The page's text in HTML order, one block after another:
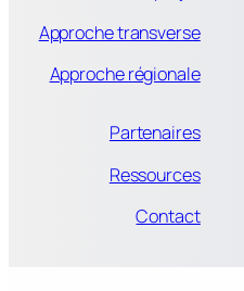
Approche transverse
Approche régionale
Partenaires
Ressources
Contact